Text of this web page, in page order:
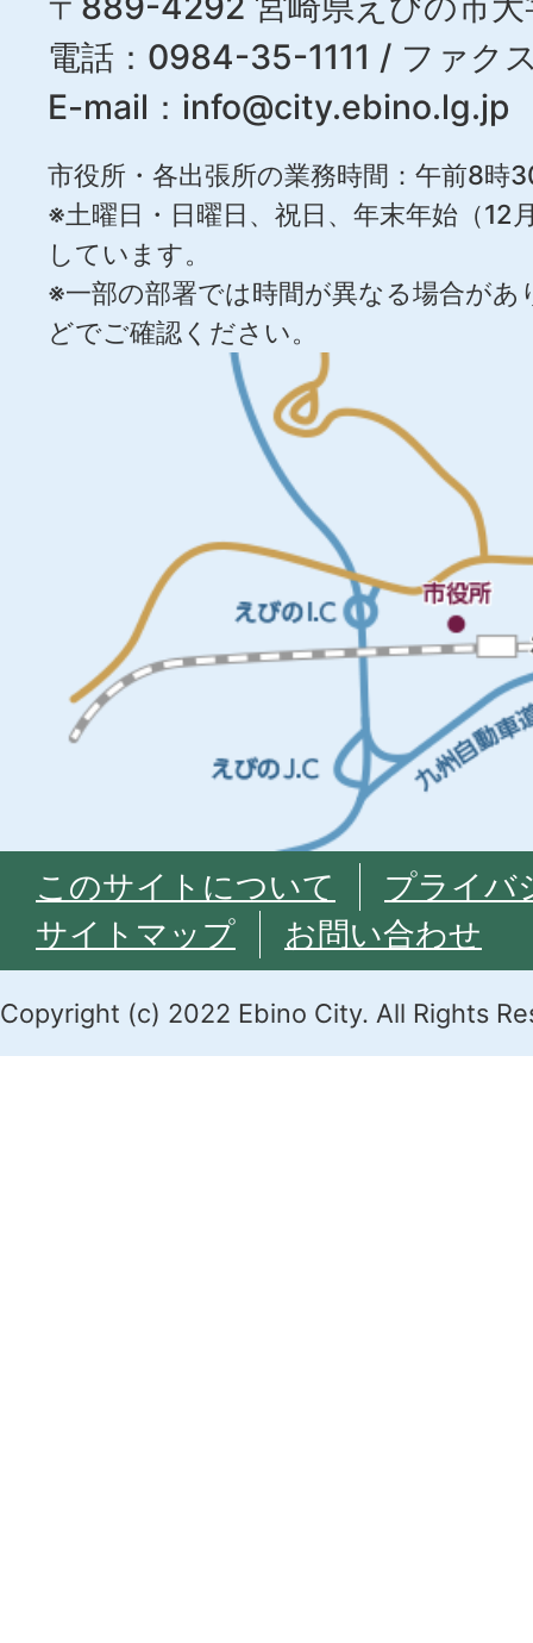
電話：0984-35-1111 / ファ
E-mail： info@city.ebino.lg.jp
市役所・各出張所の業務時間：午前8時
※土曜日・日曜日、祝日、年末年始（12
しています。
※一部の部署では時間が異なる場合が
どでご確認ください。
このサイトについて
プライバ
サイトマップ
お問い合わせ
Copyright (c) 2022 Ebino City. All Rights